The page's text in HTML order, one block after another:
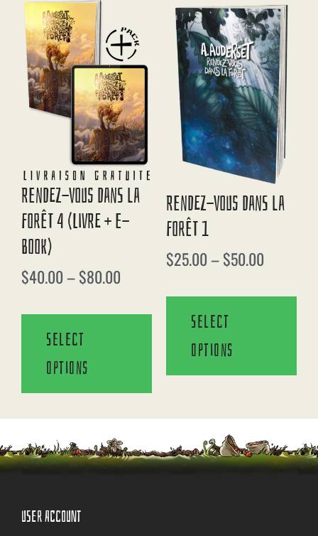
Rendez-Vous Dans La
Forêt 4 (Livre + E-
Book)
$40.00 –$80.00
Select
options
Rendez-Vous Dans La
Forêt 1
$25.00 –$50.00
Select
options
USER ACCOUNT